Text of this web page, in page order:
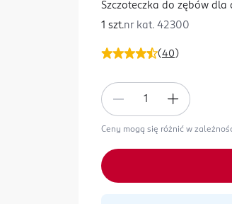
(40 )
Szczoteczka do zębów
1 szt.nr kat. 42300
Ceny mogą się różnić w